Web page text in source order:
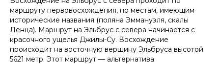
маршруту первовосхождения, по местам, имеющим
исторические названия (поляна Эммануэля, скалы
Ленца). Маршрут на Эльбрус с севера начинается с
красочного ущелья Джилы-Су. Восхождение
происходит на восточную вершину Эльбруса высотой
5621 метр. Этот маршрут — альтернатива